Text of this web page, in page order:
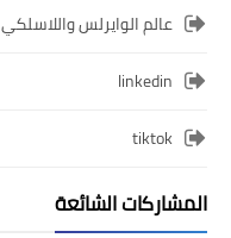
عالم الوايرلس واللاسلكي
linkedin
tiktok
المشاركات الشائعة